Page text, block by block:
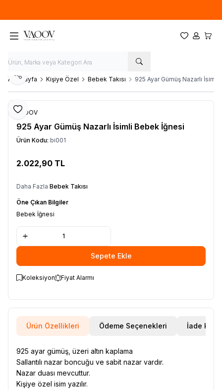
Favorilerim
Hesabım
Ana Sayfa Kişiye Özel Bebek Takısı 925 Ayar Gümüş Nazarlı
Favoriye Ekle
Paylaş
VAOOV
925 Ayar Gümüş Nazarlı İsimli Bebek İğnesi
Ürün Kodu: bi001
2.022,90 TL
Daha Fazla Bebek Takısı
Öne Çıkan Bilgiler
Bebek İğnesi
Sepete Ekle
Koleksiyon Fiyat Alarmı
Ürün Özellikleri Ödeme Seçenekleri İade
925 ayar gümüş, üzeri altın kaplama
Sallantılı nazar boncuğu ve sabit nazar vardır.
Nazar duası mevcuttur.
Kişiye özel isim yazılır.